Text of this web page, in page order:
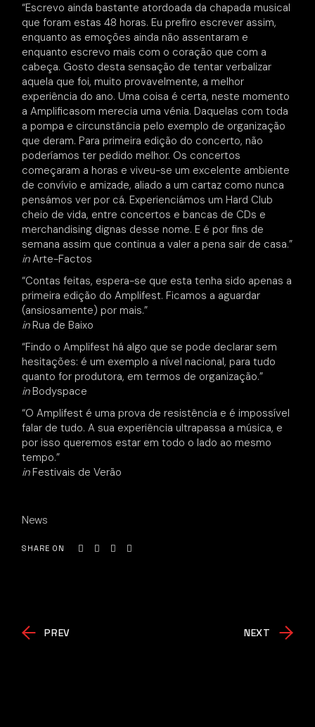
“Escrevo ainda bastante atordoada da chapada musical
que foram estas 48 horas. Eu prefiro escrever assim,
enquanto as emoções ainda não assentaram e
enquanto escrevo mais com o coração que com a
cabeça. Gosto desta sensação de tentar verbalizar
aquela que foi, muito provavelmente, a melhor
experiência do ano. Uma coisa é certa, neste momento
a Amplificasom merecia uma vénia. Daquelas com toda
a pompa e circunstância pelo exemplo de organização
que deram. Para primeira edição do concerto, não
poderíamos ter pedido melhor. Os concertos
começaram a horas e viveu-se um excelente ambiente
de convívio e amizade, aliado a um cartaz como nunca
pensámos ver por cá. Experienciámos um Hard Club
cheio de vida, entre concertos e bancas de CDs e
merchandising dignas desse nome. E é por fins de
semana assim que continua a valer a pena sair de casa.”
inArte-Factos
“Contas feitas, espera-se que esta tenha sido apenas a
primeira edição do Amplifest. Ficamos a aguardar
(ansiosamente) por mais.”
inRua de Baixo
“Findo o Amplifest há algo que se pode declarar sem
hesitações: é um exemplo a nível nacional, para tudo
quanto for produtora, em termos de organização.”
inBodyspace
“O Amplifest é uma prova de resistência e é impossível
falar de tudo. A sua experiência ultrapassa a música, e
por isso queremos estar em todo o lado ao mesmo
tempo.”
inFestivais de Verão
News
SHARE ON
PREV NEXT